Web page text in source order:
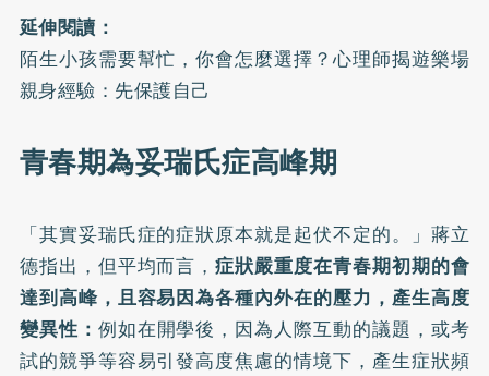
延伸閱讀：
陌生小孩需要幫忙，你會怎麼選擇？心理師揭遊樂場
親身經驗：先保護自己
青春期為妥瑞氏症高峰期
「其實妥瑞氏症的症狀原本就是起伏不定的。」蔣立
德指出，但平均而言，症狀嚴重度在青春期初期的會
達到高峰，且容易因為各種內外在的壓力，產生高度
變異性： 例如在開學後，因為人際互動的議題，或考
試的競爭等容易引發高度焦慮的情境下，產生症狀頻